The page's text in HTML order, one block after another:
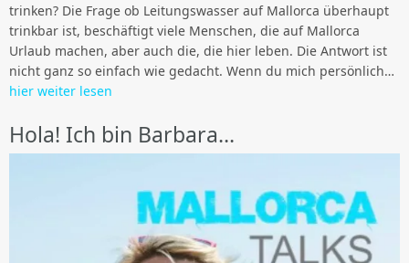
trinken? Die Frage ob Leitungswasser auf Mallorca überhaupt
trinkbar ist, beschäftigt viele Menschen, die auf Mallorca
Urlaub machen, aber auch die, die hier leben. Die Antwort ist
nicht ganz so einfach wie gedacht. Wenn du mich persönlich…
hier weiter lesen
Hola! Ich bin Barbara…